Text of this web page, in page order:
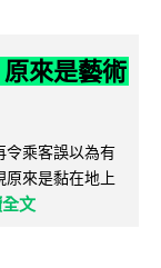
來是藝術
令乘客誤以為有
原來是黏在地上
文